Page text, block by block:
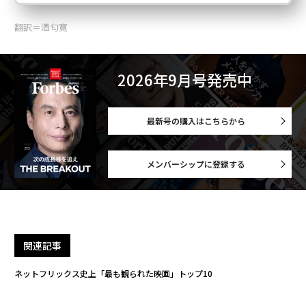
翻訳＝酒匂寛
2026年9月号発売中
最新号の購入はこちらから
メンバーシップに登録する
関連記事
ネットフリックス史上「最も観られた映画」トップ10